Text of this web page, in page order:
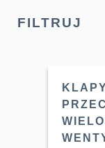
FILTRUJ